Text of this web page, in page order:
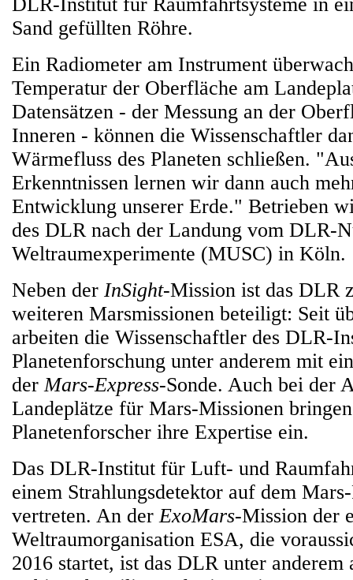
Sand gefüllten Röhre.
Ein Radiometer am Instrument
Temperatur der Oberfläche am
Datensätzen - der Messung an der
Inneren - können die Wissenschaftler
Wärmefluss des Planeten schließen.
Erkenntnissen lernen wir dann auch
Entwicklung unserer Erde." Betrieben
des DLR nach der Landung vom DLR-
Weltraumexperimente (MUSC) in Köln.
Neben der InSight-Mission ist das DLR
weiteren Marsmissionen beteiligt: Seit
arbeiten die Wissenschaftler des DLR-
Planetenforschung unter anderem mit
derMars-Express-Sonde. Auch bei der
Landeplätze für Mars-Missionen
Planetenforscher ihre Expertise ein.
Das DLR-Institut für Luft- und
einem Strahlungsdetektor auf dem
vertreten. An derExoMars-Mission der
Weltraumorganisation ESA, die
2016 startet, ist das DLR unter anderem